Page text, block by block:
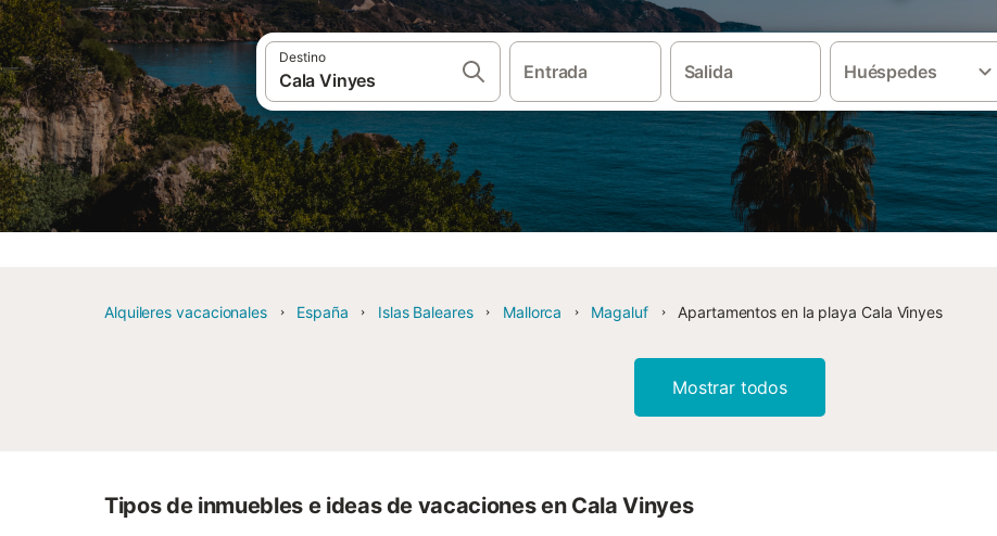
Destino
Entrada Salida Huéspedes
Alquileres vacacionales España Islas Baleares Mallorca Magaluf Apartamentos en la playa Cala Vinyes
Mostrar todos
Tipos de inmuebles e ideas de vacaciones en Cala Vinyes